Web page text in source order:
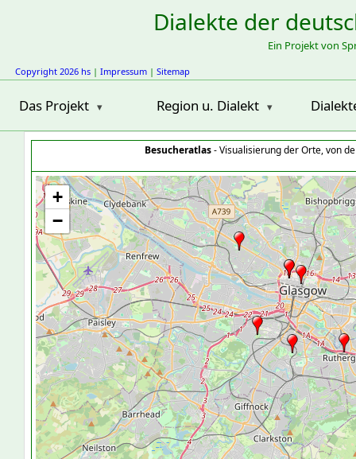
Dialekte der
Ein Projekt von
Copyright 2026 hs | Impressum | Sitemap
Das Projekt Region u. Dialekt
Besucheratlas- Visualisierung der Orte, von
+
−